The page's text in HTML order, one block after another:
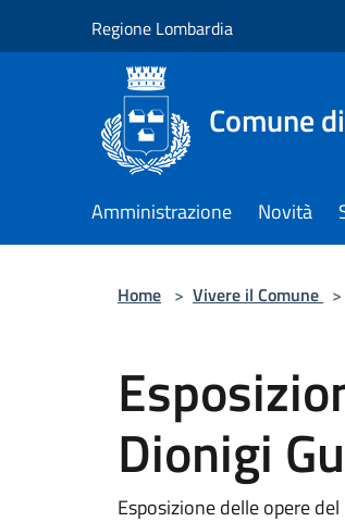
Regione Lombardia
Comune
Amministrazione Novità
Home > Vivere il Comune >
Dionigi
Esposizione delle opere